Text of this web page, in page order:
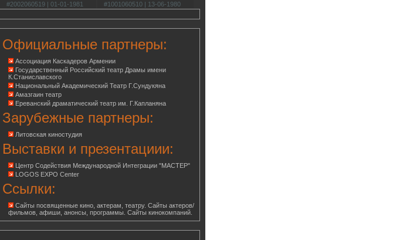
#2002060519 | 01-01-1981
#1001060510 | 13-06-1980
Официальные партнеры:
Ассоциация Каскадеров Армении
Государственный Российский театр Драмы имени
К.Станиславского
Национальный Академический Театр Г.Сундукяна
Амазгаин театр
Ереванский драматический театр им. Г.Капланяна
Зарубежные партнеры:
Литовская киностудия
Выставки и презентациии:
Центр Содействия Международной Интеграции "МАСТЕР"
LOGOS EXPO Center
Ссылки:
Сайты посвященные кино, актерам, театру. Сайты актеров/
фильмов, афиши, анонсы, программы. Сайты кинокомпаний.